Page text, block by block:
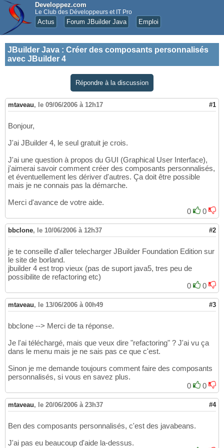
Developpez.com
Le Club des Développeurs et IT Pro
Actus Forum JBuilder Java Emploi
JBuilder Java : Créer des composants personnalisés
avec JBuilder 4
Répondre à la discussion
mtaveau, le 09/06/2006 à 12h17 #1
Bonjour,
J'ai JBuilder 4, le seul gratuit je crois.
J'ai une question à propos du GUI (Graphical User Interface),
j'aimerai savoir comment créer des composants personnalisés,
et éventuellement les dériver d'autres. Ça doit être possible
mais je ne connais pas la démarche.
Merci d'avance de votre aide.
0
0
bbclone, le 10/06/2006 à 12h37 #2
je te conseille d'aller telecharger JBuilder Foundation Edition sur
le site de borland.
jbuilder 4 est trop vieux (pas de suport java5, tres peu de
possibilite de refactoring etc)
0
0
mtaveau, le 13/06/2006 à 00h49 #3
bbclone --> Merci de ta réponse.
Je l'ai téléchargé, mais que veux dire "refactoring" ? J'ai vu ça
dans le menu mais je ne sais pas ce que c'est.
Sinon je me demande toujours comment faire des composants
personnalisés, si vous en savez plus.
0
0
mtaveau, le 20/06/2006 à 23h37 #4
Ben des composants personnalisés, c'est des javabeans.
J'ai pas eu beaucoup d'aide la-dessus.